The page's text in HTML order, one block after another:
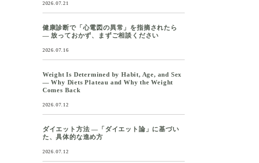
2026.07.21
健康診断で「心電図の異常」を指摘されたら
― 放っておかず、まずご相談ください
2026.07.16
Weight Is Determined by Habit, Age, and Sex
— Why Diets Plateau and Why the Weight
Comes Back
2026.07.12
ダイエット方法 ―「ダイエット論」に基づい
た、具体的な進め方
2026.07.12